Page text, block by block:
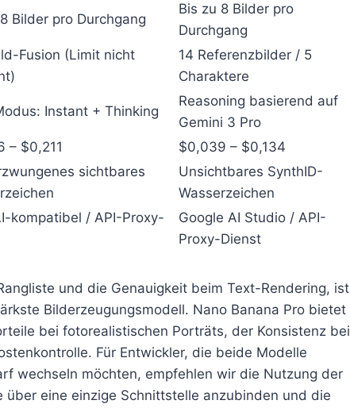
Bilder pro Durchgang
Bis zu 8 Bilder pro
Durchgang
Fusion (Limit nicht
14 Referenzbilder / 5
Charaktere
Instant + Thinking
Reasoning basierend auf
Gemini 3 Pro
– $0,211 $0,039 – $0,134
sichtbares
Unsichtbares SynthID-
Wasserzeichen
kompatibel / API-Proxy-
Google AI Studio / API-
Proxy-Dienst
und die Genauigkeit beim Text-Rendering, ist
Bilderzeugungsmodell. Nano Banana Pro bietet
bei fotorealistischen Porträts, der Konsistenz bei
Für Entwickler, die beide Modelle
wechseln möchten, empfehlen wir die Nutzung der
über eine einzige Schnittstelle anzubinden und die